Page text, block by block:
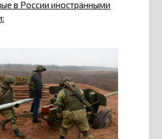
в России иностранными